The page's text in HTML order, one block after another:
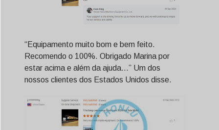
“Equipamento muito bom e bem feito.
Recomendo o 100%. Obrigado Marina por
estar acima e além da ajuda...” Um dos
nossos clientes dos Estados Unidos disse.